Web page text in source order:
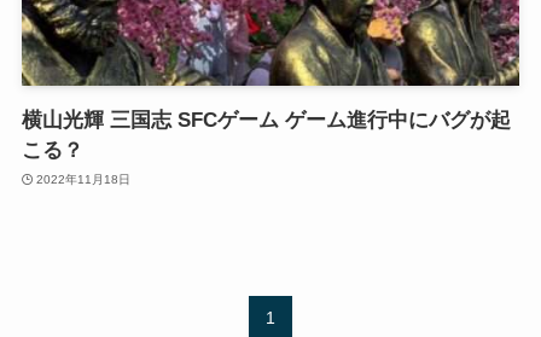
横山光輝 三国志 SFCゲーム ゲーム進行中にバグが起
こる？
2022年11月18日
1